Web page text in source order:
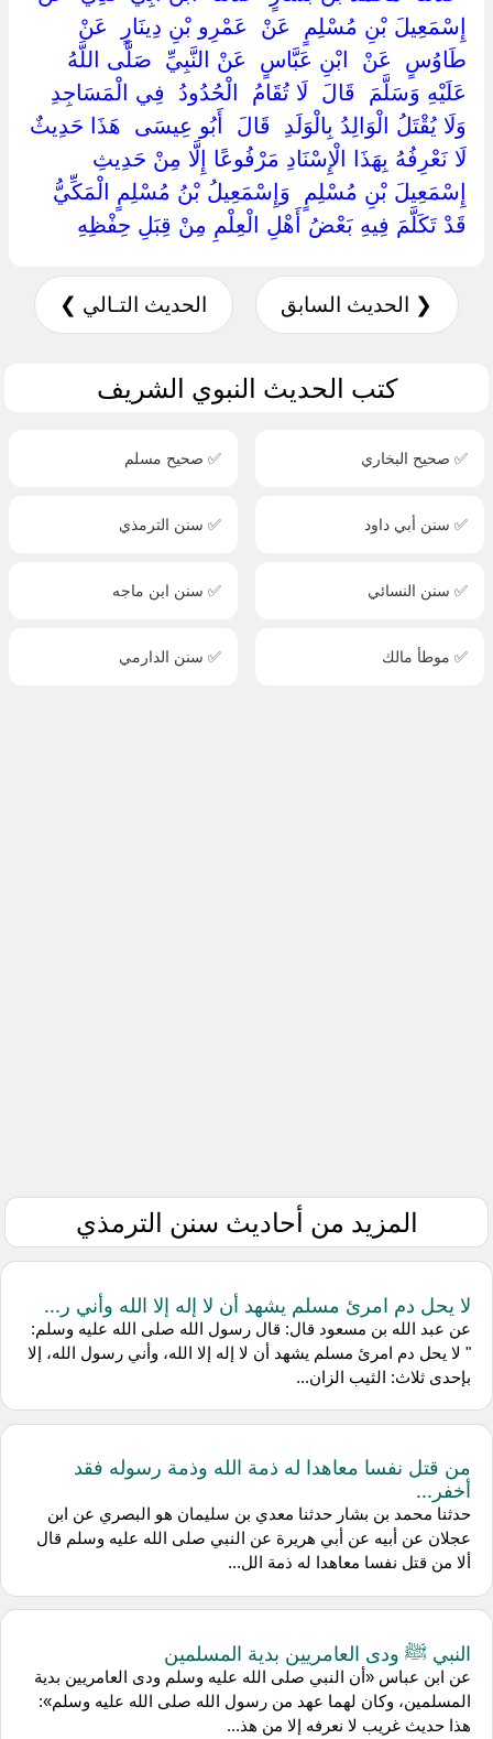
‏إِسْمَعِيلَ بْنِ مُسْلِمٍ ‏ ‏عَنْ ‏ ‏عَمْرِو بْنِ دِينَارٍ ‏ ‏عَنْ ‏
‏طَاوُسٍ ‏ ‏عَنْ ‏ ‏ابْنِ عَبَّاسٍ ‏ ‏عَنْ النَّبِيِّ ‏ ‏صَلَّى اللَّهُ
عَلَيْهِ وَسَلَّمَ ‏ ‏قَالَ ‏ ‏لَا تُقَامُ ‏ ‏الْحُدُودُ ‏ ‏فِي الْمَسَاجِدِ
وَلَا يُقْتَلُ الْوَالِدُ بِالْوَلَدِ ‏ ‏قَالَ ‏ ‏أَبُو عِيسَى ‏ ‏هَذَا حَدِيثٌ
لَا نَعْرِفُهُ بِهَذَا الْإِسْنَادِ مَرْفُوعًا إِلَّا مِنْ حَدِيثِ ‏
‏إِسْمَعِيلَ بْنِ مُسْلِمٍ ‏ ‏وَإِسْمَعِيلُ بْنُ مُسْلِمٍ الْمَكِّيُّ ‏
‏قَدْ تَكَلَّمَ فِيهِ بَعْضُ أَهْلِ الْعِلْمِ مِنْ قِبَلِ حِفْظِهِ ‏
❮ الحديث السابق الحديث التـالي ❯
كتب الحديث النبوي الشريف
✅ صحيح البخاري ✅ صحيح مسلم
✅ سنن أبي داود ✅ سنن الترمذي
✅ سنن النسائي ✅ سنن ابن ماجه
✅ موطأ مالك ✅ سنن الدارمي
المزيد من أحاديث سنن الترمذي
لا يحل دم امرئ مسلم يشهد أن لا إله إلا الله وأني ر...
عن عبد الله بن مسعود قال: قال رسول الله صلى الله عليه وسلم:
" لا يحل دم امرئ مسلم يشهد أن لا إله إلا الله، وأني رسول الله، إلا
بإحدى ثلاث: الثيب الزان...
من قتل نفسا معاهدا له ذمة الله وذمة رسوله فقد
أخفر...
حدثنا محمد بن بشار حدثنا معدي بن سليمان هو البصري عن ابن
عجلان عن أبيه عن أبي هريرة عن النبي صلى الله عليه وسلم قال
ألا من قتل نفسا معاهدا له ذمة الل...
النبي ﷺ ودى العامريين بدية المسلمين
عن ابن عباس «أن النبي صلى الله عليه وسلم ودى العامريين بدية
المسلمين، وكان لهما عهد من رسول الله صلى الله عليه وسلم»:
هذا حديث غريب لا نعرفه إلا من هذ...